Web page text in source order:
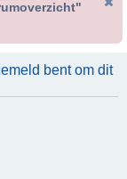
bent om dit